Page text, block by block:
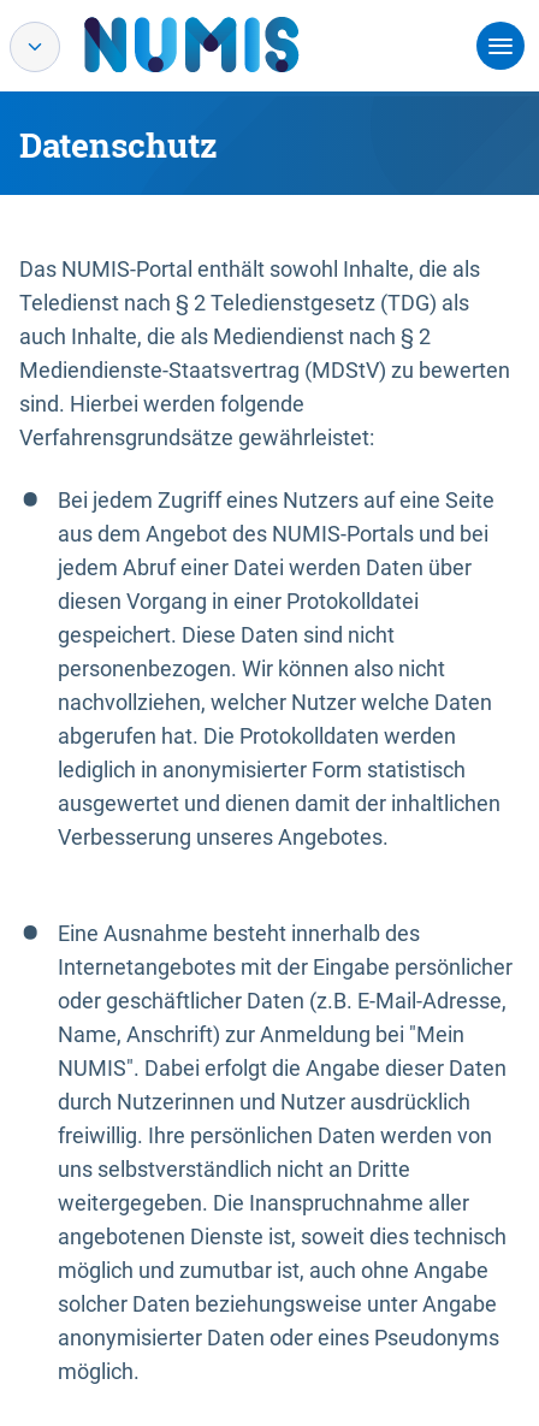
Datenschutz
Das NUMIS-Portal enthält sowohl Inhalte, die als
Teledienst nach § 2 Teledienstgesetz (TDG) als
auch Inhalte, die als Mediendienst nach § 2
Mediendienste-Staatsvertrag (MDStV) zu bewerten
sind. Hierbei werden folgende
Verfahrensgrundsätze gewährleistet:
Bei jedem Zugriff eines Nutzers auf eine Seite
aus dem Angebot des NUMIS-Portals und bei
jedem Abruf einer Datei werden Daten über
diesen Vorgang in einer Protokolldatei
gespeichert. Diese Daten sind nicht
personenbezogen. Wir können also nicht
nachvollziehen, welcher Nutzer welche Daten
abgerufen hat. Die Protokolldaten werden
lediglich in anonymisierter Form statistisch
ausgewertet und dienen damit der inhaltlichen
Verbesserung unseres Angebotes.
Eine Ausnahme besteht innerhalb des
Internetangebotes mit der Eingabe persönlicher
oder geschäftlicher Daten (z.B. E-Mail-Adresse,
Name, Anschrift) zur Anmeldung bei "Mein
NUMIS". Dabei erfolgt die Angabe dieser Daten
durch Nutzerinnen und Nutzer ausdrücklich
freiwillig. Ihre persönlichen Daten werden von
uns selbstverständlich nicht an Dritte
weitergegeben. Die Inanspruchnahme aller
angebotenen Dienste ist, soweit dies technisch
möglich und zumutbar ist, auch ohne Angabe
solcher Daten beziehungsweise unter Angabe
anonymisierter Daten oder eines Pseudonyms
möglich.